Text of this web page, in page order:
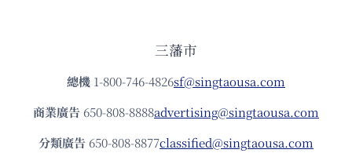
三藩市
總機 1-800-746-4826sf@singtaousa.com
商業廣告 650-808-8888advertising@singtaousa.com
分類廣告 650-808-8877classified@singtaousa.com